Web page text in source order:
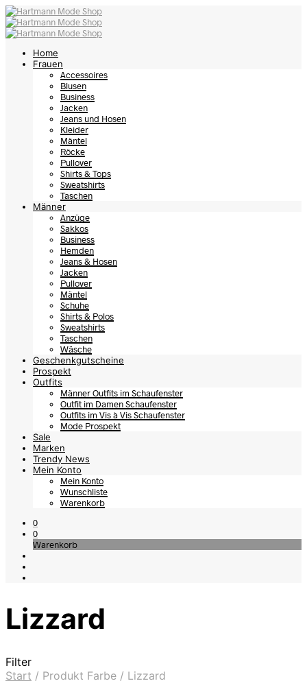
Home
Frauen
Accessoires
Blusen
Business
Jacken
Jeans und Hosen
Kleider
Mäntel
Röcke
Pullover
Shirts & Tops
Sweatshirts
Taschen
Männer
Anzüge
Sakkos
Business
Hemden
Jeans & Hosen
Jacken
Pullover
Mäntel
Schuhe
Shirts & Polos
Sweatshirts
Taschen
Wäsche
Geschenkgutscheine
Prospekt
Outfits
Männer Outfits im Schaufenster
Outfit im Damen Schaufenster
Outfits im Vis à Vis Schaufenster
Mode Prospekt
Sale
Marken
Trendy News
Mein Konto
Mein Konto
Wunschliste
Warenkorb
0
0
Warenkorb
Lizzard
Filter
Start / Produkt Farbe / Lizzard